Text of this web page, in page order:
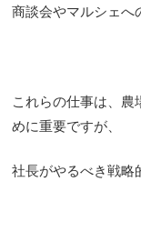
商談会やマルシェへ
これらの仕事は、農
めに重要ですが、
社長がやるべき戦略